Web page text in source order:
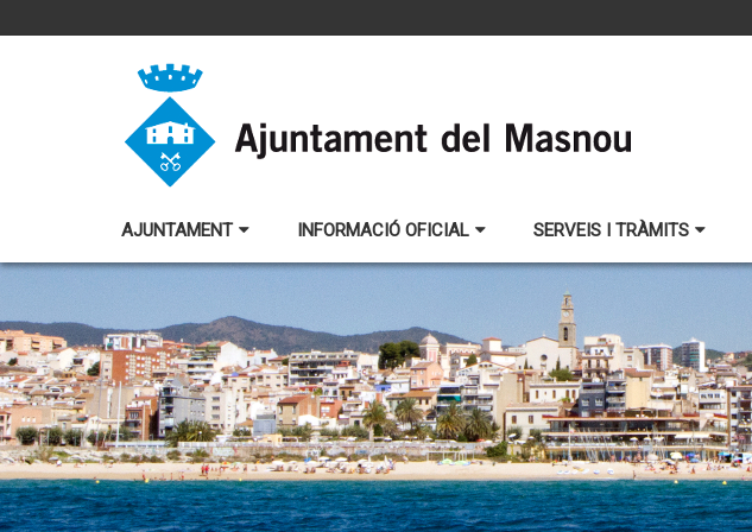
AJUNTAMENT INFORMACIÓ OFICIAL SERVEIS I TRÀMITS